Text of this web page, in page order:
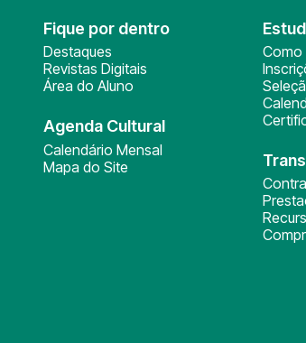
Fique por dentro
Destaques
Revistas Digitais
Área do Aluno
Agenda Cultural
Calendário Mensal
Mapa do Site
Como